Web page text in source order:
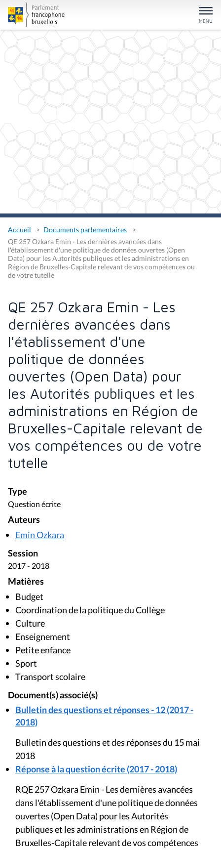
Accueil
Documents parlementaires
QE 257 Ozkara Emin - Les dernières avancées dans
l'établissement d'une politique de données ouvertes (Open
Data) pour les Autorités publiques et les administrations en
Région de Bruxelles-Capitale relevant de vos compétences ou
de votre tutelle
QE 257 Ozkara Emin - Les
dernières avancées dans
l'établissement d'une
politique de données
ouvertes (Open Data) pour
les Autorités publiques et les
administrations en Région de
Bruxelles-Capitale relevant de
vos compétences ou de votre
tutelle
Type
Question écrite
Auteurs
Emin Ozkara
Session
2017 - 2018
Matières
Budget
Coordination de la politique du Collège
Culture
Enseignement
Petite enfance
Sport
Transport scolaire
Document(s) associé(s)
Bulletin des questions et réponses - 12 (2017 -
2018)
Bulletin des questions et des réponses du 15 mai
2018
Réponse à la question écrite (2017 - 2018)
RQE 257 Ozkara Emin - Les dernières avancées
dans l'établissement d'une politique de données
ouvertes (Open Data) pour les Autorités
publiques et les administrations en Région de
Bruxelles-Capitale relevant de vos compétences